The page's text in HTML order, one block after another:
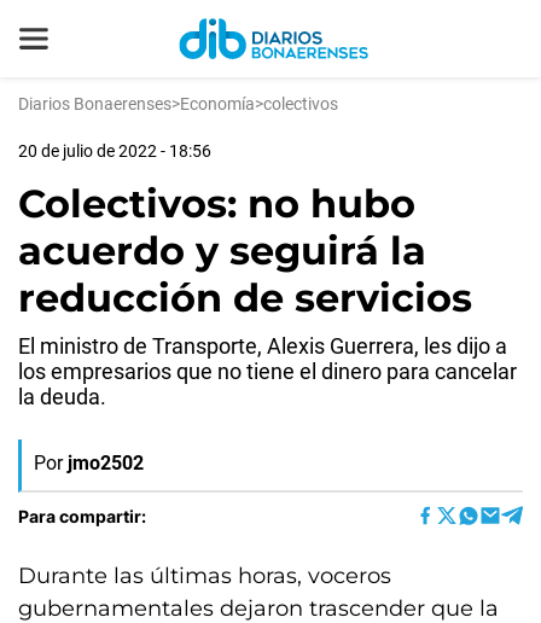
Diarios Bonaerenses>Economía>colectivos
20 de julio de 2022 - 18:56
Colectivos: no hubo
acuerdo y seguirá la
reducción de servicios
El ministro de Transporte, Alexis Guerrera, les dijo a
los empresarios que no tiene el dinero para cancelar
la deuda.
Por jmo2502
Para compartir:
Durante las últimas horas, voceros
gubernamentales dejaron trascender que la